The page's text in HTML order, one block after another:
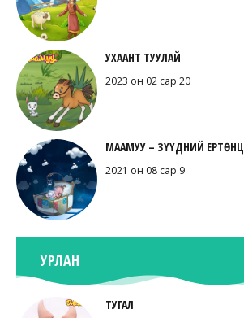
УХААНТ ТУУЛАЙ
2023 он 02 сар 20
МААМУУ – ЗҮҮДНИЙ ЕРТӨНЦ
2021 он 08 сар 9
УРЛАН
ТУГАЛ